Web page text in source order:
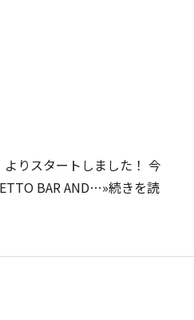
りスタートしました！ 今
BAR AND…»続きを読